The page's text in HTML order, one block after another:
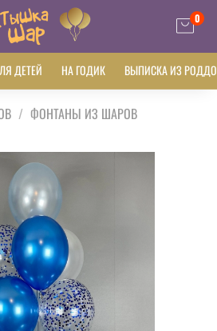
0
ДЕТЕЙ НА ГОДИК ВЫПИСКА ИЗ
ФОНТАНЫ ИЗ ШАРОВ